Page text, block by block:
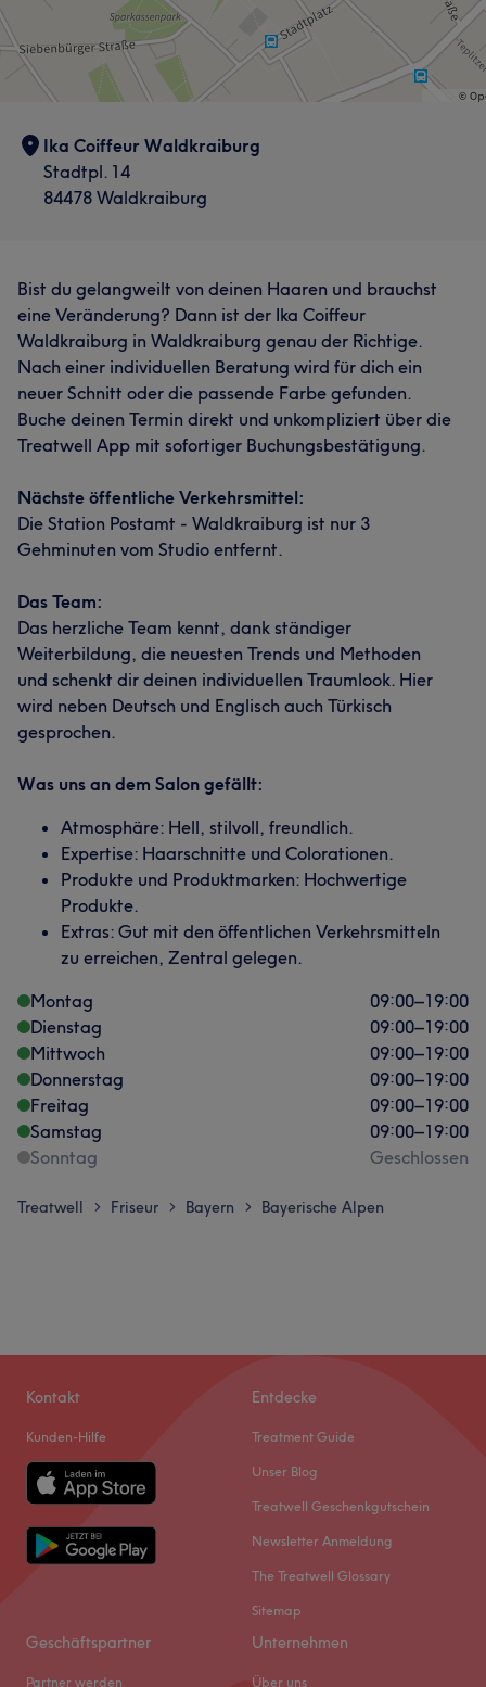
Ika Coiffeur Waldkraiburg
Stadtpl. 14
84478 Waldkraiburg
Bist du gelangweilt von deinen Haaren und brauchst
eine Veränderung? Dann ist der Ika Coiffeur
Waldkraiburg in Waldkraiburg genau der Richtige.
Nach einer individuellen Beratung wird für dich ein
neuer Schnitt oder die passende Farbe gefunden.
Buche deinen Termin direkt und unkompliziert über die
Treatwell App mit sofortiger Buchungsbestätigung.
Nächste öffentliche Verkehrsmittel:
Die Station Postamt - Waldkraiburg ist nur 3
Gehminuten vom Studio entfernt.
Das Team:
Das herzliche Team kennt, dank ständiger
Weiterbildung, die neuesten Trends und Methoden
und schenkt dir deinen individuellen Traumlook. Hier
wird neben Deutsch und Englisch auch Türkisch
gesprochen.
Was uns an dem Salon gefällt:
Atmosphäre: Hell, stilvoll, freundlich.
Expertise: Haarschnitte und Colorationen.
Produkte und Produktmarken: Hochwertige
Produkte.
Extras: Gut mit den öffentlichen Verkehrsmitteln
zu erreichen, Zentral gelegen.
Montag
09:00–19:00
Dienstag
09:00–19:00
Mittwoch
09:00–19:00
Donnerstag
09:00–19:00
Freitag
09:00–19:00
Samstag
09:00–19:00
Sonntag
Geschlossen
Treatwell > Friseur > Bayern > Bayerische Alpen
Kontakt
Kunden-Hilfe
Entdecke
Treatment Guide
Unser Blog
Treatwell Geschenkgutschein
Newsletter Anmeldung
The Treatwell Glossary
Sitemap
Geschäftspartner
Partner werden
Unternehmen
Über uns